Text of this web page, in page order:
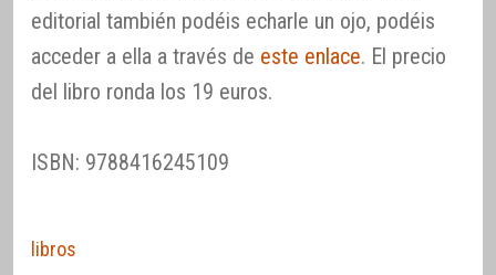
editorial también podéis echarle un ojo, podéis
acceder a ella a través de este enlace. El precio
del libro ronda los 19 euros.
ISBN: 9788416245109
libros